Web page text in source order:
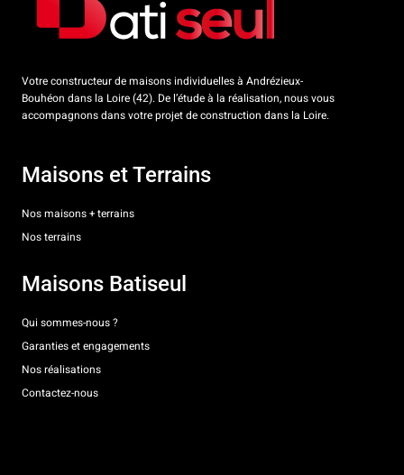
Votre constructeur de maisons individuelles à Andrézieux-
Bouhéon dans la Loire (42). De l’étude à la réalisation, nous vous
accompagnons dans votre projet de construction dans la Loire.
Maisons et Terrains
Nos maisons + terrains
Nos terrains
Maisons Batiseul
Qui sommes-nous ?
Garanties et engagements
Nos réalisations
Contactez-nous